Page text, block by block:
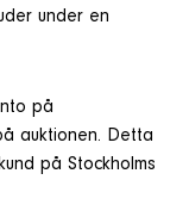
under en
på
auktionen. Detta
på Stockholms